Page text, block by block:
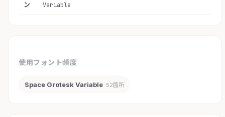
ン
Variable
使用フォント頻度
Space Grotesk Variable 52箇所